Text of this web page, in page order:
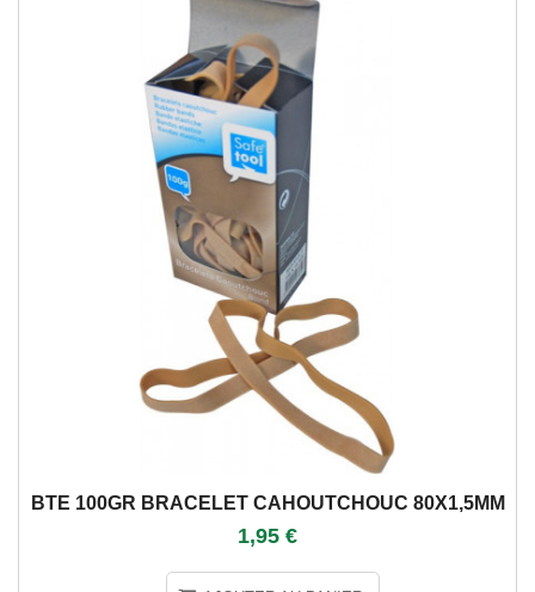
BTE 100GR BRACELET CAHOUTCHOUC 80X1,5MM
1,95 €